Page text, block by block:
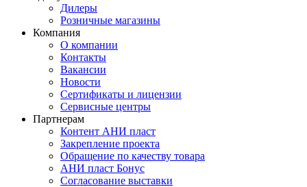
Дилеры
Розничные магазины
Компания
О компании
Контакты
Вакансии
Новости
Сертификаты и лицензии
Сервисные центры
Партнерам
Контент АНИ пласт
Закрепление проекта
Обращение по качеству товара
АНИ пласт Бонус
Согласование выставки